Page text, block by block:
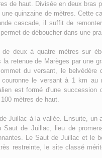
de haut. Divisée en deux bras
quinzaine de mètres. Cette
cascade, il suffit de
de déboucher dans une
deux à quatre mètres sur
retenue de Marèges par une
du versant, le belvédère
le versant à 1 km
est formé d'une succession
mètres de haut.
Juillac à la vallée. Ensuite, un
de Juillac, lieu de
Le Saut de Juillac et le
restreinte, le site classé